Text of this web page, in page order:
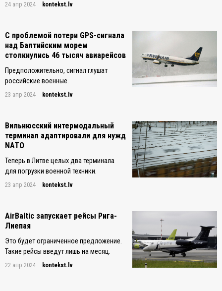
24 апр 2024 kontekst.lv
С проблемой потери GPS-сигнала
над Балтийским морем
столкнулись 46 тысяч авиарейсов
Предположительно, сигнал глушат
российские военные.
23 апр 2024 kontekst.lv
Вильнюсский интермодальный
терминал адаптировали для нужд
NATO
Теперь в Литве целых два терминала
для погрузки военной техники.
23 апр 2024 kontekst.lv
AirBaltic запускает рейсы Рига-
Лиепая
Это будет ограниченное предложение.
Такие рейсы введут лишь на месяц.
22 апр 2024 kontekst.lv